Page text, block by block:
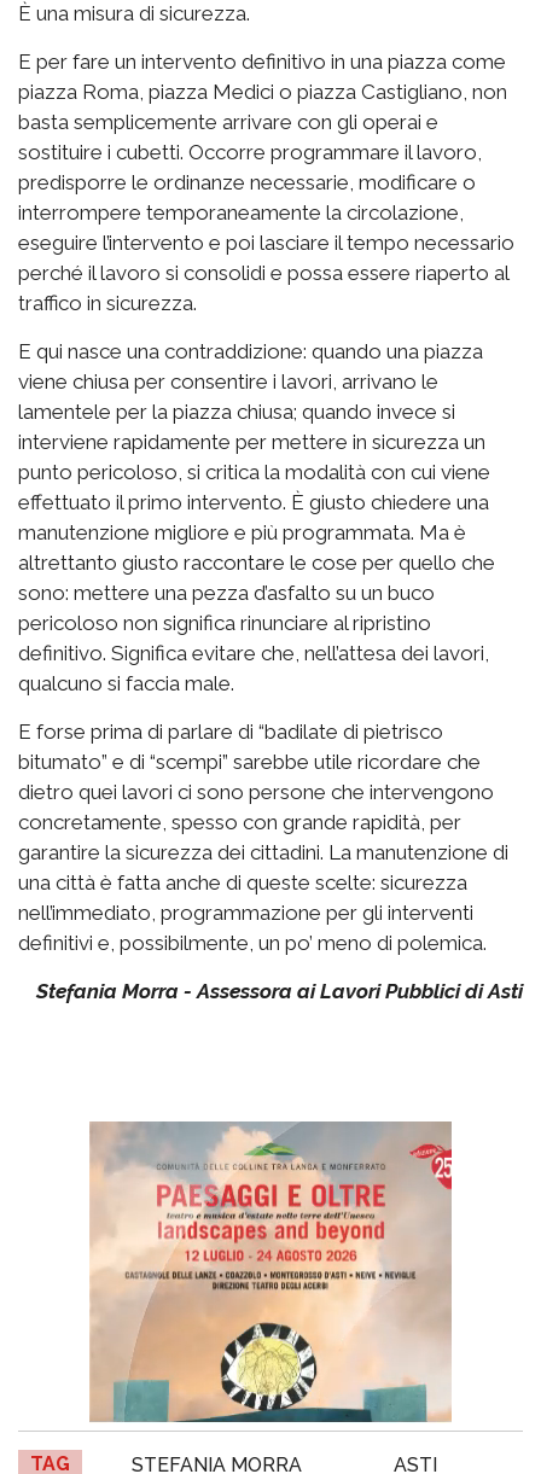
È una misura di sicurezza.
E per fare un intervento definitivo in una piazza come
piazza Roma, piazza Medici o piazza Castigliano, non
basta semplicemente arrivare con gli operai e
sostituire i cubetti. Occorre programmare il lavoro,
predisporre le ordinanze necessarie, modificare o
interrompere temporaneamente la circolazione,
eseguire l’intervento e poi lasciare il tempo necessario
perché il lavoro si consolidi e possa essere riaperto al
traffico in sicurezza.
E qui nasce una contraddizione: quando una piazza
viene chiusa per consentire i lavori, arrivano le
lamentele per la piazza chiusa; quando invece si
interviene rapidamente per mettere in sicurezza un
punto pericoloso, si critica la modalità con cui viene
effettuato il primo intervento. È giusto chiedere una
manutenzione migliore e più programmata. Ma è
altrettanto giusto raccontare le cose per quello che
sono: mettere una pezza d’asfalto su un buco
pericoloso non significa rinunciare al ripristino
definitivo. Significa evitare che, nell’attesa dei lavori,
qualcuno si faccia male.
E forse prima di parlare di “badilate di pietrisco
bitumato” e di “scempi” sarebbe utile ricordare che
dietro quei lavori ci sono persone che intervengono
concretamente, spesso con grande rapidità, per
garantire la sicurezza dei cittadini. La manutenzione di
una città è fatta anche di queste scelte: sicurezza
nell’immediato, programmazione per gli interventi
definitivi e, possibilmente, un po’ meno di polemica.
Stefania Morra - Assessora ai Lavori Pubblici di Asti
TAG STEFANIA MORRA ASTI